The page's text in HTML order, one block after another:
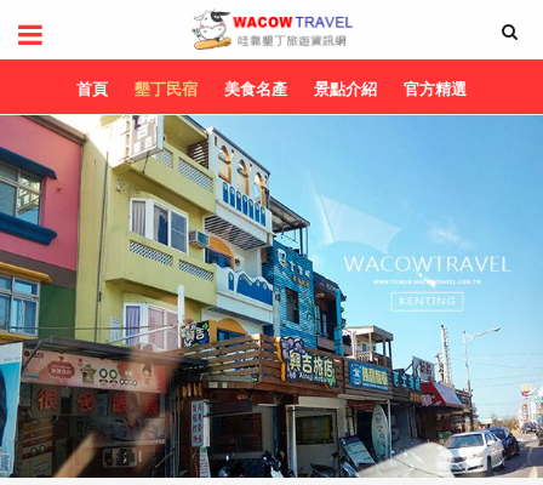
首頁 墾丁民宿 美食名產 景點介紹 官方精選